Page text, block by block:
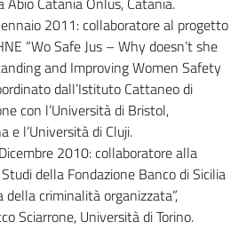
2011: collaboratore al progetto
“Wo Safe Jus – Why doesn’t she
and Improving Women Safety
dall’Istituto Cattaneo di
con l’Università di Bristol,
e l’Università di Cluji.
2010: collaboratore alla
della Fondazione Banco di Sicilia
della criminalità organizzata”,
Sciarrone, Università di Torino.